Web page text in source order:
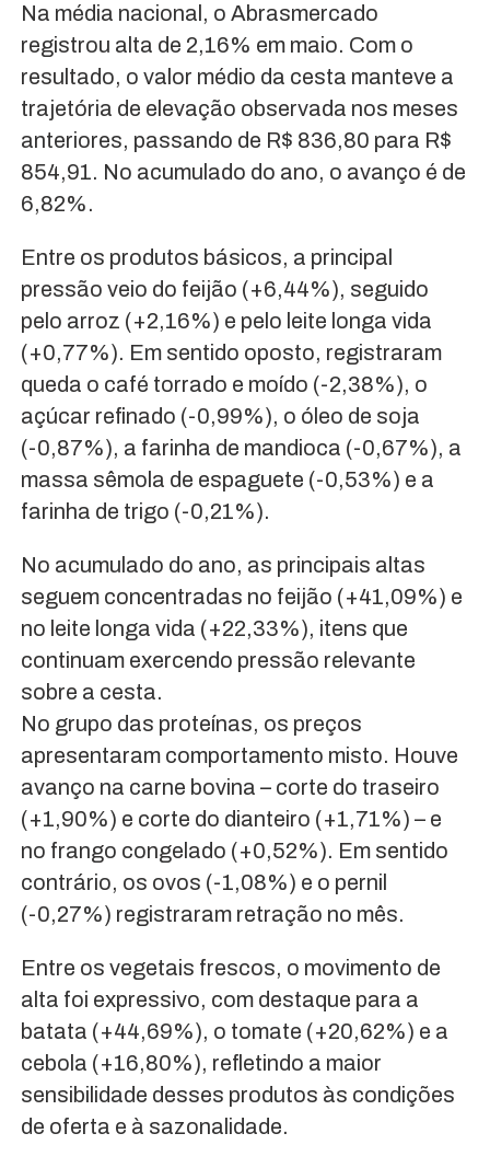
Na média nacional, o Abrasmercado
registrou alta de 2,16% em maio. Com o
resultado, o valor médio da cesta manteve a
trajetória de elevação observada nos meses
anteriores, passando de R$ 836,80 para R$
854,91. No acumulado do ano, o avanço é de
6,82%.
Entre os produtos básicos, a principal
pressão veio do feijão (+6,44%), seguido
pelo arroz (+2,16%) e pelo leite longa vida
(+0,77%). Em sentido oposto, registraram
queda o café torrado e moído (-2,38%), o
açúcar refinado (-0,99%), o óleo de soja
(-0,87%), a farinha de mandioca (-0,67%), a
massa sêmola de espaguete (-0,53%) e a
farinha de trigo (-0,21%).
No acumulado do ano, as principais altas
seguem concentradas no feijão (+41,09%) e
no leite longa vida (+22,33%), itens que
continuam exercendo pressão relevante
sobre a cesta.
No grupo das proteínas, os preços
apresentaram comportamento misto. Houve
avanço na carne bovina – corte do traseiro
(+1,90%) e corte do dianteiro (+1,71%) – e
no frango congelado (+0,52%). Em sentido
contrário, os ovos (-1,08%) e o pernil
(-0,27%) registraram retração no mês.
Entre os vegetais frescos, o movimento de
alta foi expressivo, com destaque para a
batata (+44,69%), o tomate (+20,62%) e a
cebola (+16,80%), refletindo a maior
sensibilidade desses produtos às condições
de oferta e à sazonalidade.